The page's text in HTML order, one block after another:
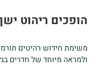
הופכים ריהוט
משימת חידוש רהיטים
ולמראה מיוחד של חדרים